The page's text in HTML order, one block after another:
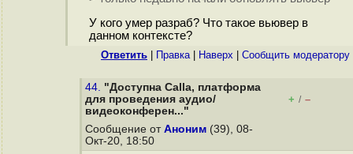
У кого умер разраб? Что такое вьювер в
данном контексте?
Ответить Правка| Наверх Cообщить модератору
44. "Доступна Calla, платформа
для проведения аудио/
видеоконферен..."
+ / –
Сообщение от Аноним (39), 08-
Окт-20, 18:50